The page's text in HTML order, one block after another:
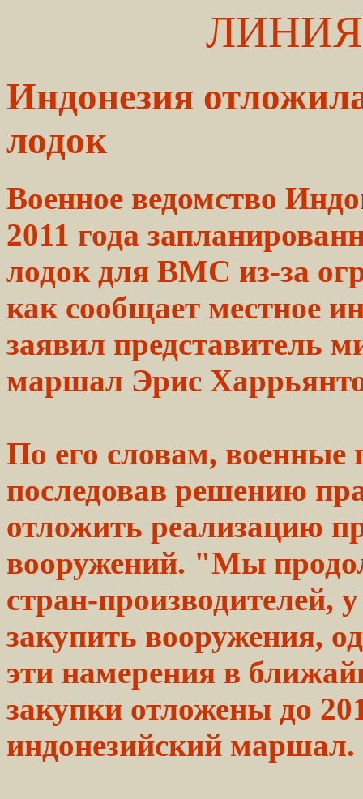
Индонезия
лодок
Военное ведомство
2011 года
лодок для ВМС из-за
как сообщает местное
заявил представитель
маршал Эрис
По его словам, военные
последовав решению
отложить реализацию
вооружений. "Мы
стран-
закупить вооружения,
эти намерения в
закупки отложены до
индонезийский маршал.